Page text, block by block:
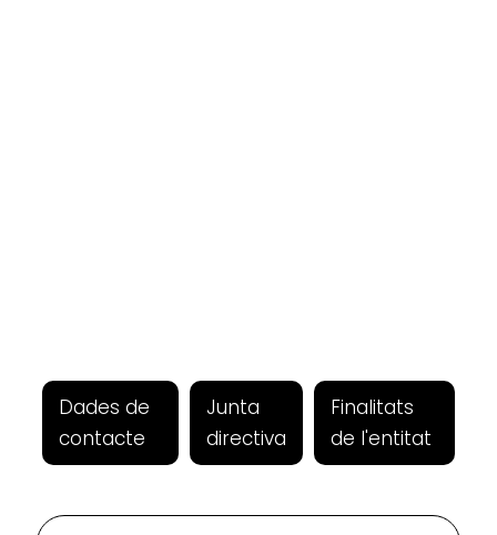
Dades de
contacte
Junta
directiva
Finalitats
de l'entitat